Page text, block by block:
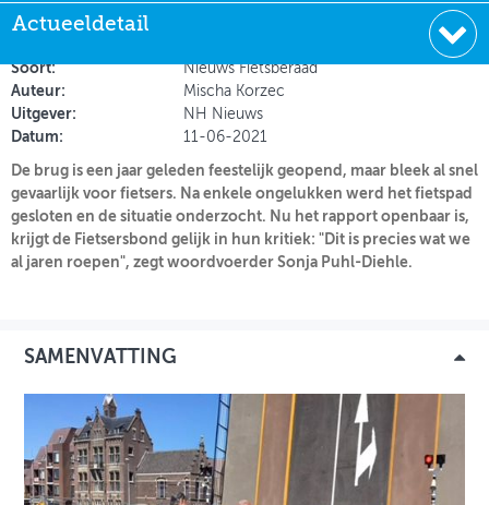
DOSSIERS
BIJEENKOMSTEN
ONTWERPERSCAFÉ
INLOGGEN
Actueeldetail
Fietsersbond blij met rapport over 'gevaarlijke'
Soort:
Nieuws Fietsberaad
Auteur:
Mischa Korzec
Uitgever:
NH Nieuws
Datum:
11-06-2021
De brug is een jaar geleden feestelijk geopend, maar bleek al snel
gevaarlijk voor fietsers. Na enkele ongelukken werd het fietspad
gesloten en de situatie onderzocht. Nu het rapport openbaar is,
krijgt de Fietsersbond gelijk in hun kritiek: "Dit is precies wat we
al jaren roepen", zegt woordvoerder Sonja Puhl-Diehle.
SAMENVATTING